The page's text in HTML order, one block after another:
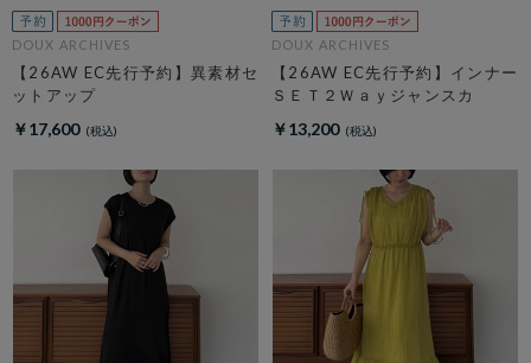
DOUX ARCHIVES
【26AW EC先行予約】異素材セ
ットアップ
￥17,600
DOUX ARCHIVES
【26AW EC先行予約】インナー
ＳＥＴ２Ｗａｙジャンスカ
￥13,200